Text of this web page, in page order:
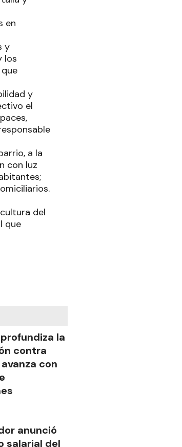
en
y
los
y
el
a la
con luz
del
que
la
contra
con
anunció
salarial del